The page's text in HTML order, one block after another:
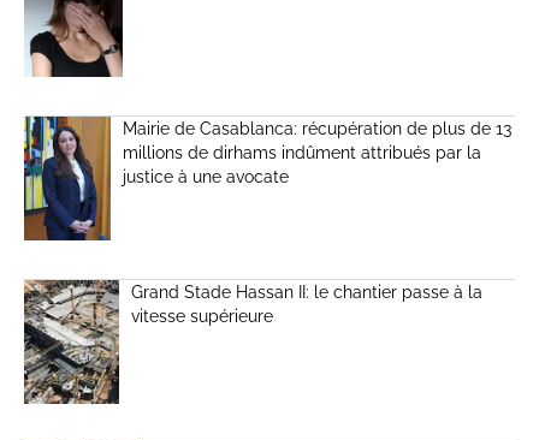
Mairie de Casablanca: récupération de plus de 13
millions de dirhams indûment attribués par la
justice à une avocate
Grand Stade Hassan II: le chantier passe à la
vitesse supérieure